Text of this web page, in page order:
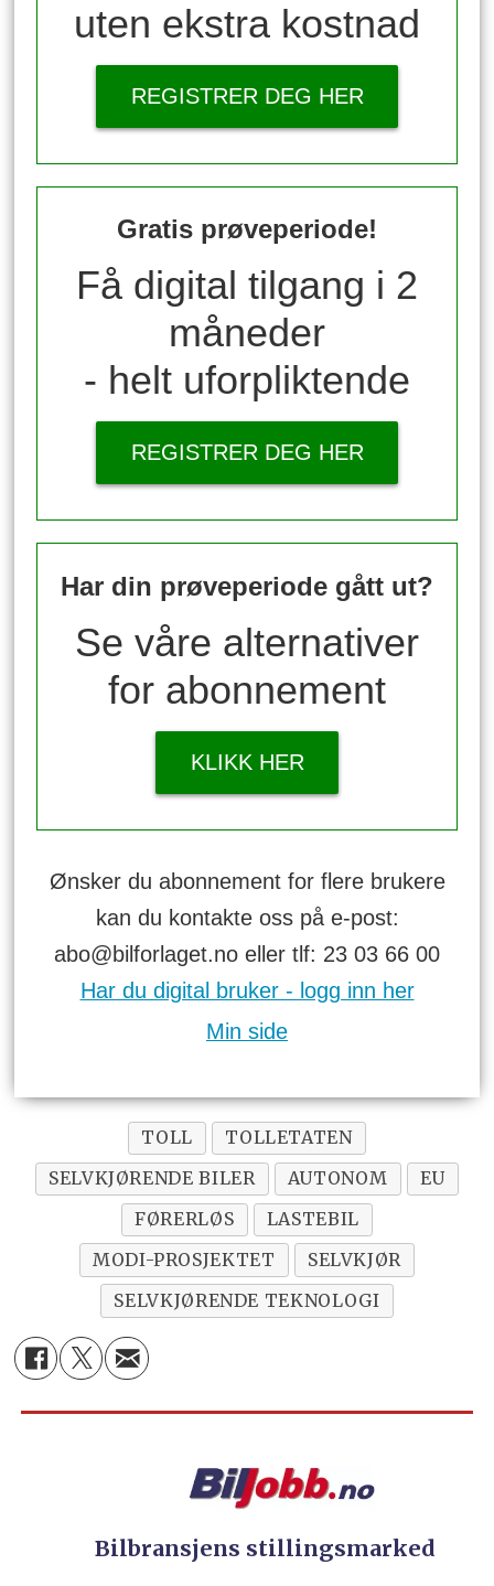
uten ekstra kostnad
REGISTRER DEG HER
Gratis prøveperiode!
Få digital tilgang i 2
måneder
- helt uforpliktende
REGISTRER DEG HER
Har din prøveperiode gått ut?
Se våre alternativer
for abonnement
KLIKK HER
Ønsker du abonnement for flere brukere
kan du kontakte oss på e-post:
abo@bilforlaget.no eller tlf: 23 03 66 00
Har du digital bruker - logg inn her
Min side
TOLL
TOLLETATEN
SELVKJØRENDE BILER
AUTONOM
EU
FØRERLØS
LASTEBIL
MODI-PROSJEKTET
SELVKJØR
SELVKJØRENDE TEKNOLOGI
Bilbransjens stillingsmarked